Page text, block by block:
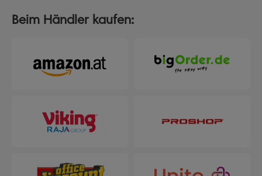
ermöglicht so einen schnellen und einfachen
einfach zu montieren und wird mit einem
kompletten Montagesatz geliefert. Die Schrauben
sind für einen sauberen Abschluss hinter der
entspiegelte Polypropylenfolie schützt Ihr
Dokument vor Schmutz und Feuchtigkeit und sorgt
damit Ihre Botschaft immer gut aussieht. Größe
Beim Händler kaufen: